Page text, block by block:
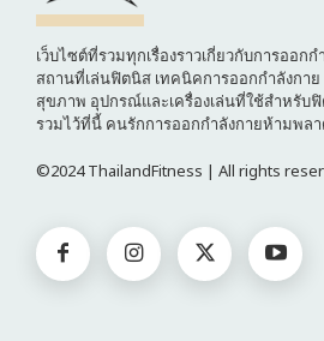
เว็บไซต์ที่รวมทุกเรื่องราวเกี่ยวกับการออก
สถานที่เล่นฟิตนิส เทคนิคการออกกำลังกาย
สุขภาพ อุปกรณ์และเครื่องเล่นที่ใช้สำหรับ
รวมไว้ที่นี้ คนรักการออกกำลังกายห้ามพลา
©2024 ThailandFitness | All rights